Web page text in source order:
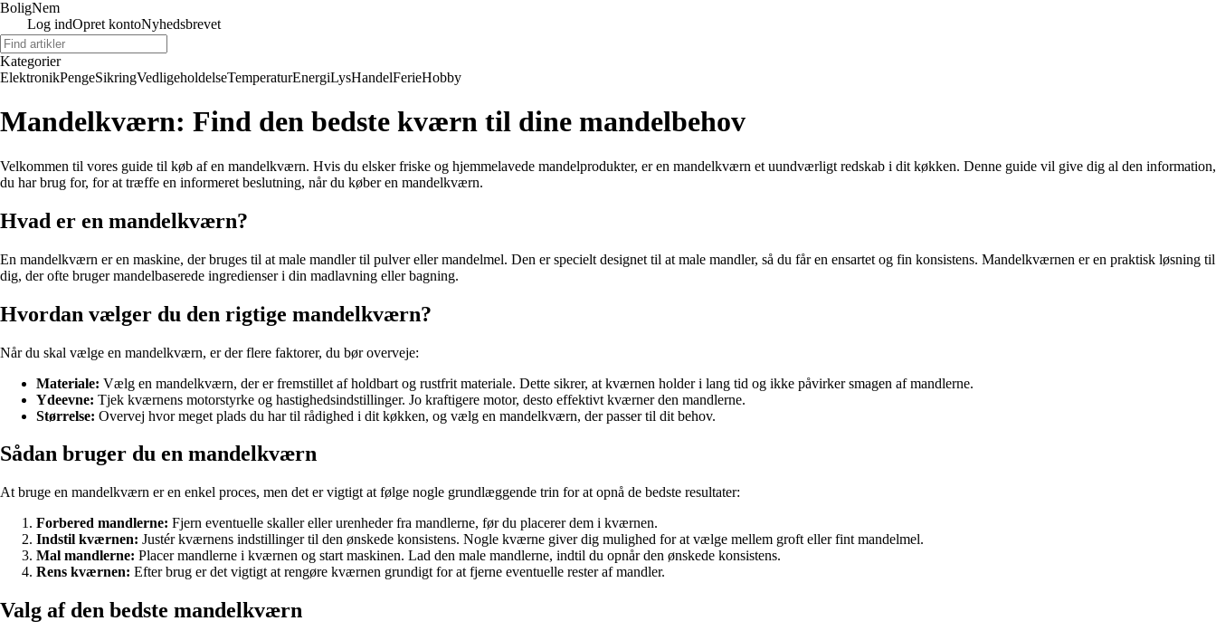
BoligNem
Log indOpret kontoNyhedsbrevet
Kategorier
ElektronikPengeSikringVedligeholdelseTemperaturEnergiLysHandelFerieHobby
Mandelkværn: Find den bedste kværn til dine mandelbehov
Velkommen til vores guide til køb af en mandelkværn. Hvis du elsker friske og hjemmelavede mandelprodukter, er en mandelkværn et uundværligt redskab i dit køkken. Denne guide vil give dig al den information,
du har brug for, for at træffe en informeret beslutning, når du køber en mandelkværn.
Hvad er en mandelkværn?
En mandelkværn er en maskine, der bruges til at male mandler til pulver eller mandelmel. Den er specielt designet til at male mandler, så du får en ensartet og fin konsistens. Mandelkværnen er en praktisk løsning til
dig, der ofte bruger mandelbaserede ingredienser i din madlavning eller bagning.
Hvordan vælger du den rigtige mandelkværn?
Når du skal vælge en mandelkværn, er der flere faktorer, du bør overveje:
Materiale: Vælg en mandelkværn, der er fremstillet af holdbart og rustfrit materiale. Dette sikrer, at kværnen holder i lang tid og ikke påvirker smagen af mandlerne.
Ydeevne: Tjek kværnens motorstyrke og hastighedsindstillinger. Jo kraftigere motor, desto effektivt kværner den mandlerne.
Størrelse: Overvej hvor meget plads du har til rådighed i dit køkken, og vælg en mandelkværn, der passer til dit behov.
Sådan bruger du en mandelkværn
At bruge en mandelkværn er en enkel proces, men det er vigtigt at følge nogle grundlæggende trin for at opnå de bedste resultater:
Forbered mandlerne: Fjern eventuelle skaller eller urenheder fra mandlerne, før du placerer dem i kværnen.
Indstil kværnen: Justér kværnens indstillinger til den ønskede konsistens. Nogle kværne giver dig mulighed for at vælge mellem groft eller fint mandelmel.
Mal mandlerne: Placer mandlerne i kværnen og start maskinen. Lad den male mandlerne, indtil du opnår den ønskede konsistens.
Rens kværnen: Efter brug er det vigtigt at rengøre kværnen grundigt for at fjerne eventuelle rester af mandler.
Valg af den bedste mandelkværn